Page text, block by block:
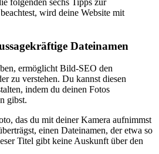
folgenden sechs Tipps zur
wird deine Website mit
Dateinamen
ermöglicht Bild-SEO den
zu verstehen. Du kannst diesen
indem du deinen Fotos
gibst.
das du mit deiner Kamera aufnimmst
einen Dateinamen, der etwa so
Titel gibt keine Auskunft über den